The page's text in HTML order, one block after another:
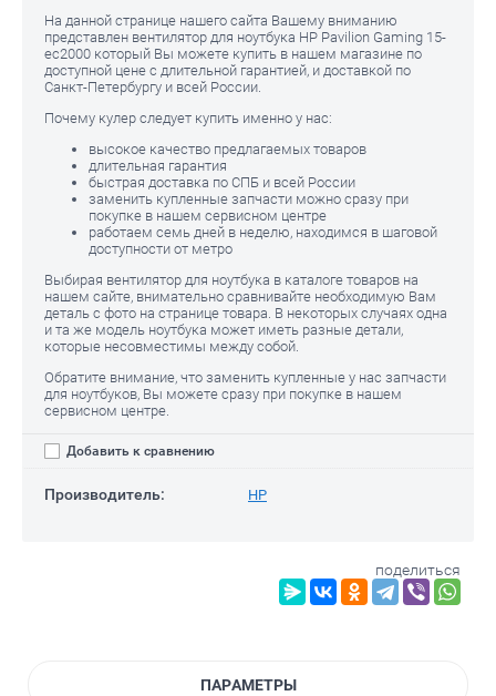
На данной странице нашего сайта Вашему вниманию
представлен вентилятор для ноутбука HP Pavilion Gaming 15-
ec2000 который Вы можете купить в нашем магазине по
доступной цене с длительной гарантией, и доставкой по
Санкт-Петербургу и всей России.
Почему кулер следует купить именно у нас:
высокое качество предлагаемых товаров
длительная гарантия
быстрая доставка по СПБ и всей России
заменить купленные запчасти можно сразу при
покупке в нашем сервисном центре
работаем семь дней в неделю, находимся в шаговой
доступности от метро
Выбирая вентилятор для ноутбука в каталоге товаров на
нашем сайте, внимательно сравнивайте необходимую Вам
деталь с фото на странице товара. В некоторых случаях одна
и та же модель ноутбука может иметь разные детали,
которые несовместимы между собой.
Обратите внимание, что заменить купленные у нас запчасти
для ноутбуков, Вы можете сразу при покупке в нашем
сервисном центре.
Добавить к сравнению
Производитель: HP
поделиться
ПАРАМЕТРЫ